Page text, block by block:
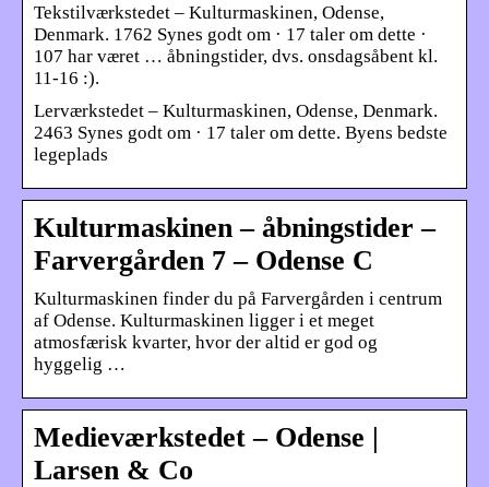
Tekstilværkstedet – Kulturmaskinen, Odense,
Denmark. 1762 Synes godt om · 17 taler om dette ·
107 har været … åbningstider, dvs. onsdagsåbent kl.
11-16 :).
Lerværkstedet – Kulturmaskinen, Odense, Denmark.
2463 Synes godt om · 17 taler om dette. Byens bedste
legeplads
Kulturmaskinen – åbningstider –
Farvergården 7 – Odense C
Kulturmaskinen finder du på Farvergården i centrum
af Odense. Kulturmaskinen ligger i et meget
atmosfærisk kvarter, hvor der altid er god og
hyggelig …
Medieværkstedet – Odense |
Larsen & Co